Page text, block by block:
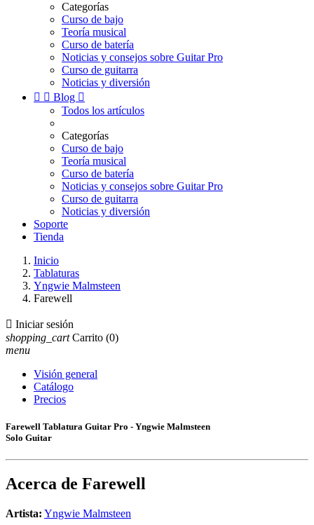
Categorías
Curso de bajo
Teoría musical
Curso de batería
Noticias y consejos sobre Guitar Pro
Curso de guitarra
Noticias y diversión
  Blog 
Todos los artículos
Categorías
Curso de bajo
Teoría musical
Curso de batería
Noticias y consejos sobre Guitar Pro
Curso de guitarra
Noticias y diversión
Soporte
Tienda
Inicio
Tablaturas
Yngwie Malmsteen
Farewell
 Iniciar sesión
shopping_cart Carrito (0)
menu
Visión general
Catálogo
Precios
Farewell Tablatura Guitar Pro - Yngwie Malmsteen
Solo Guitar
Acerca de Farewell
Artista: Yngwie Malmsteen